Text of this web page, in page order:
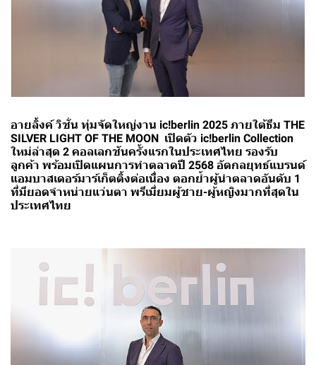
อายลิ้งค์ วิชั่น ทุ่มจัดใหญ่งาน ic!berlin 2025 ภายใต้ธีม THE
SILVER LIGHT OF THE MOON เปิดตัว ic!berlin Collection
ใหม่ล่าสุด 2 คอลเลกชันครั้งแรกในประเทศไทย รองรับ
ลูกค้า พร้อมเปิดแผนการทำตลาดปี 2568 อัดกลยุทธ์แบรนด์
แอมบาสเดอร์มาร์เก็ตติ้งต่อเนื่อง ตอกย้ำผู้นำตลาดอันดับ 1
ที่มียอดจำหน่ายแว่นตา พรีเมี่ยมผู้ชาย-ผู้หญิงมากที่สุดใน
ประเทศไทย